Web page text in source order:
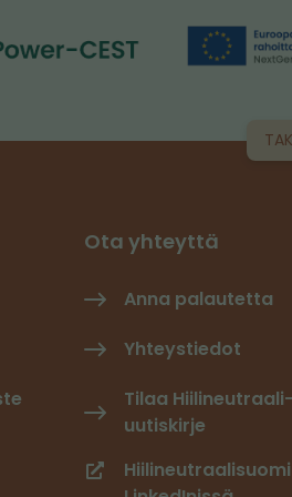
Ota yhteyttä
Anna palautetta
Yhteystiedot
Tilaa Hiilineutraali-
uutiskirje
Hiilineutraalisuomi